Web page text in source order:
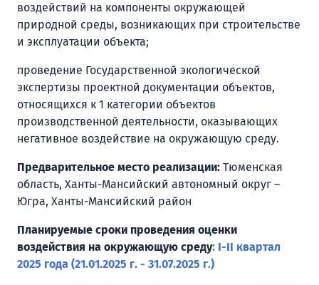
воздействий на компоненты окружающей
природной среды, возникающих при строительстве
и эксплуатации объекта;
проведение Государственной экологической
экспертизы проектной документации объектов,
относящихся к 1 категории объектов
производственной деятельности, оказывающих
негативное воздействие на окружающую среду.
Предварительное место реализации: Тюменская
область, Ханты-Мансийский автономный округ –
Югра, Ханты-Мансийский район
Планируемые сроки проведения оценки
воздействия на окружающую среду: I-II квартал
2025 года (21.01.2025 г. - 31.07.2025 г.)